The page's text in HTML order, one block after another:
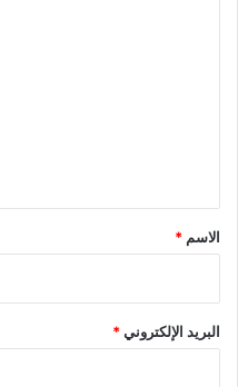
*
الاسم *
البريد الإلكتروني*